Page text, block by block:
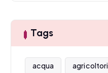
Tags
acqua agricoltori